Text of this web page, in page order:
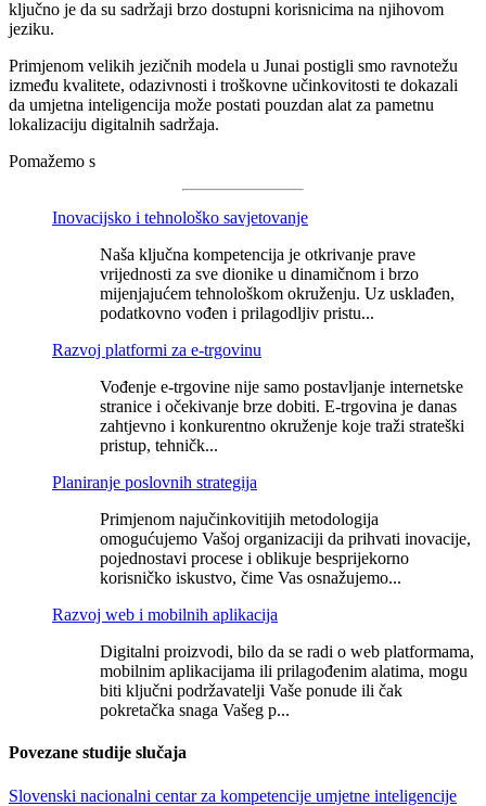
ključno je da su sadržaji brzo dostupni korisnicima na njihovom
jeziku.
Primjenom velikih jezičnih modela u Junai postigli smo ravnotežu
između kvalitete, odazivnosti i troškovne učinkovitosti te dokazali
da umjetna inteligencija može postati pouzdan alat za pametnu
lokalizaciju digitalnih sadržaja.
Pomažemo s
Inovacijsko i tehnološko savjetovanje
Naša ključna kompetencija je otkrivanje prave
vrijednosti za sve dionike u dinamičnom i brzo
mijenjajućem tehnološkom okruženju. Uz usklađen,
podatkovno vođen i prilagodljiv pristu...
Razvoj platformi za e-trgovinu
Vođenje e-trgovine nije samo postavljanje internetske
stranice i očekivanje brze dobiti. E-trgovina je danas
zahtjevno i konkurentno okruženje koje traži strateški
pristup, tehničk...
Planiranje poslovnih strategija
Primjenom najučinkovitijih metodologija
omogućujemo Vašoj organizaciji da prihvati inovacije,
pojednostavi procese i oblikuje besprijekorno
korisničko iskustvo, čime Vas osnažujemo...
Razvoj web i mobilnih aplikacija
Digitalni proizvodi, bilo da se radi o web platformama,
mobilnim aplikacijama ili prilagođenim alatima, mogu
biti ključni podržavatelji Vaše ponude ili čak
pokretačka snaga Vašeg p...
Povezane studije slučaja
Slovenski nacionalni centar za kompetencije umjetne inteligencije